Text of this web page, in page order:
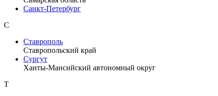
Санкт-Петербург
С
Ставрополь
Ставропольский край
Сургут
Ханты-Мансийский автономный округ
Т